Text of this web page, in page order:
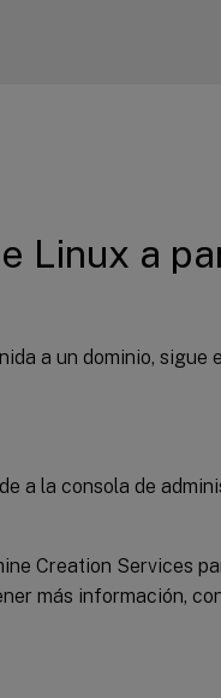
Linux a
a un dominio, sigue
a la consola de
Creation Services
más información,